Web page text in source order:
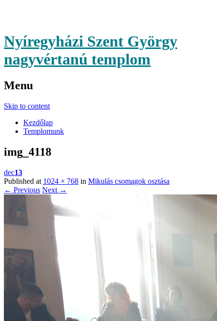
Nyíregyházi Szent György
nagyvértanú templom
Menu
Skip to content
Kezdőlap
Templomunk
img_4118
dec13
Published at 1024 × 768 in Mikulás csomagok osztása
← Previous Next →